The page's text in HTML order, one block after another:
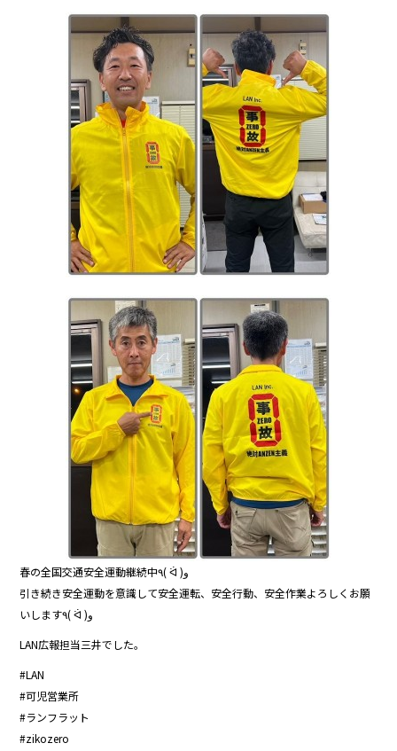
春の全国交通安全運動継続中٩( ᐛ )و
引き続き安全運動を意識して安全運転、安全行動、安全作業よろしくお願
いします٩( ᐛ )و
LAN広報担当三井でした。
#LAN
#可児営業所
#ランフラット
#zikozero